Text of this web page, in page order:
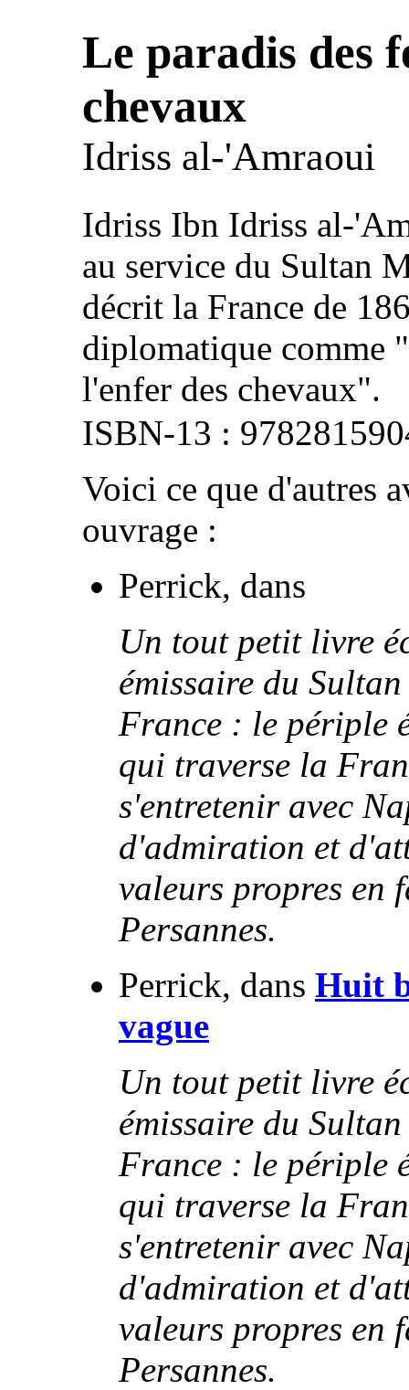
Le paradis des
chevaux
Idriss al-'Amraoui
Idriss Ibn Idriss al-
au service du Sultan
décrit la France de
diplomatique comme
l'enfer des chevaux".
Voici ce que d'autres
ouvrage :
Perrick, dans
Un tout petit livre
émissaire du
France : le périple
qui traverse la
s'entretenir avec
d'admiration et
valeurs propres en
Persannes.
Perrick, dans Huit
vague
Un tout petit livre
émissaire du
France : le périple
qui traverse la
s'entretenir avec
d'admiration et
valeurs propres en
Persannes.